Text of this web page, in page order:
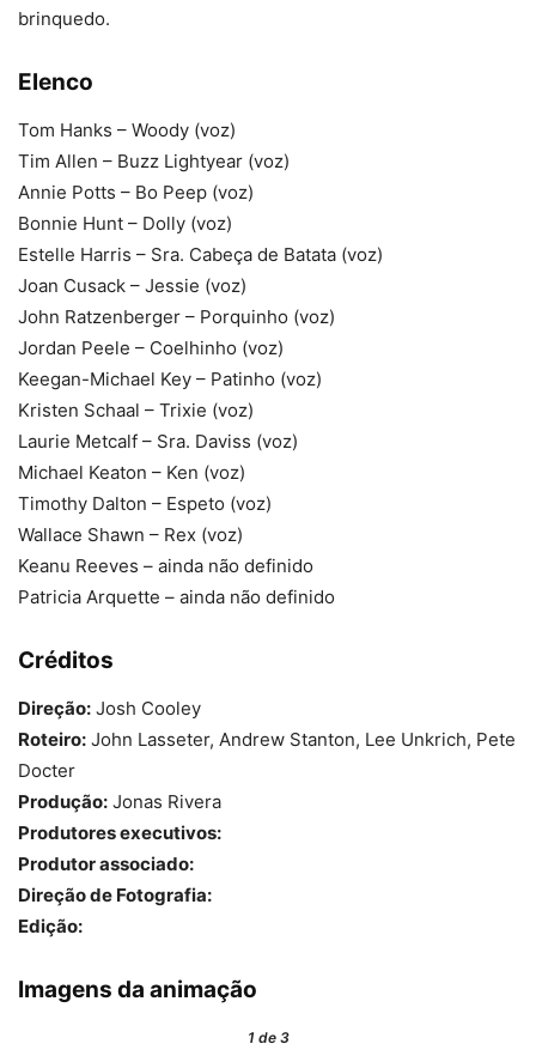
brinquedo.
Elenco
Tom Hanks – Woody (voz)
Tim Allen – Buzz Lightyear (voz)
Annie Potts – Bo Peep (voz)
Bonnie Hunt – Dolly (voz)
Estelle Harris – Sra. Cabeça de Batata (voz)
Joan Cusack – Jessie (voz)
John Ratzenberger – Porquinho (voz)
Jordan Peele – Coelhinho (voz)
Keegan-Michael Key – Patinho (voz)
Kristen Schaal – Trixie (voz)
Laurie Metcalf – Sra. Daviss (voz)
Michael Keaton – Ken (voz)
Timothy Dalton – Espeto (voz)
Wallace Shawn – Rex (voz)
Keanu Reeves – ainda não definido
Patricia Arquette – ainda não definido
Créditos
Direção: Josh Cooley
Roteiro: John Lasseter, Andrew Stanton, Lee Unkrich, Pete
Docter
Produção: Jonas Rivera
Produtores executivos:
Produtor associado:
Direção de Fotografia:
Edição:
Imagens da animação
1de 3